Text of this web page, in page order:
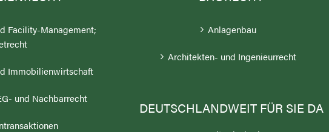
Facility-Management;
Immobilienwirtschaft
und Nachbarrecht
Anlagenbau
Architekten- und Ingenieurrecht
DEUTSCHLANDWEIT FÜR SIE DA